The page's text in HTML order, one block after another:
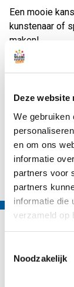
Deze website
We gebruiken
en om ons
informatie
partners voor
partners
informatie die
verzameld op
Noodzakelijk
Een mooie
kunstenaar of
maken!
het begin van
schooljaar.
Naar
Callaoweg 1